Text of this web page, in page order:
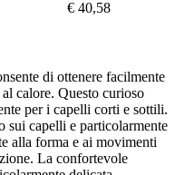
€ 40,58
di ottenere facilmente
calore. Questo curioso
per i capelli corti e sottili.
sui capelli e particolarmente
alla forma e ai movimenti
La confortevole